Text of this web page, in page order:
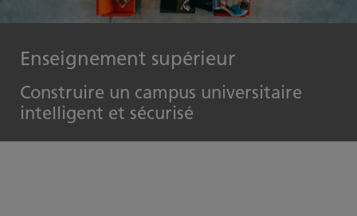
Enseignement supérieur
Construire un campus universitaire
intelligent et sécurisé